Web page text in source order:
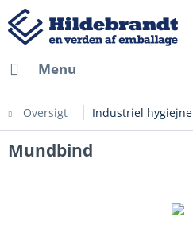
Menu
Oversigt Industriel hygiejne
Mundbind